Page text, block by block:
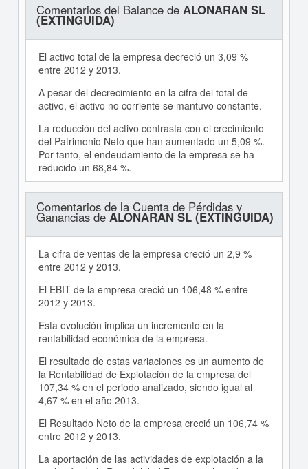
Comentarios del Balance de ALONARAN SL
(EXTINGUIDA)
El activo total de la empresa decreció un 3,09 %
entre 2012 y 2013.
A pesar del decrecimiento en la cifra del total de
activo, el activo no corriente se mantuvo constante.
La reducción del activo contrasta con el crecimiento
del Patrimonio Neto que han aumentado un 5,09 %.
Por tanto, el endeudamiento de la empresa se ha
reducido un 68,84 %.
Comentarios de la Cuenta de Pérdidas y
Ganancias deALONARAN SL (EXTINGUIDA)
La cifra de ventas de la empresa creció un 2,9 %
entre 2012 y 2013.
El EBIT de la empresa creció un 106,48 % entre
2012 y 2013.
Esta evolución implica un incremento en la
rentabilidad económica de la empresa.
El resultado de estas variaciones es un aumento de
la Rentabilidad de Explotación de la empresa del
107,34 % en el periodo analizado, siendo igual al
4,67 % en el año 2013.
El Resultado Neto de la empresa creció un 106,74 %
entre 2012 y 2013.
La aportación de las actividades de explotación a la